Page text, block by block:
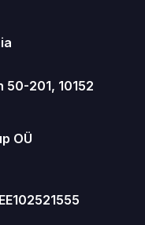
50-201, 10152
OÜ